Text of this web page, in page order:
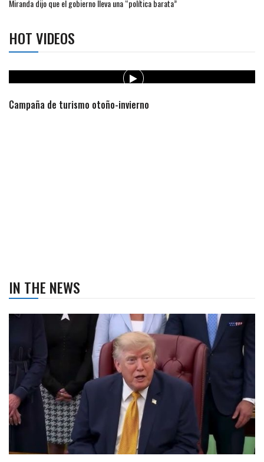
Miranda dijo que el gobierno lleva una “política barata”
HOT VIDEOS
Campaña de turismo otoño-invierno
IN THE NEWS